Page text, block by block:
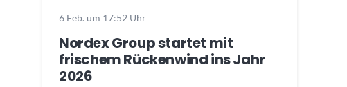
6 Feb. um 17:52 Uhr
Nordex Group startet mit
frischem Rückenwind ins Jahr
2026